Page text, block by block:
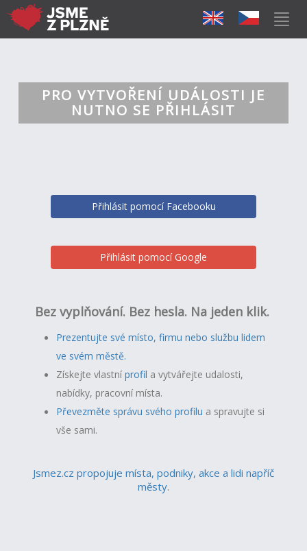
PRO VYTVOŘENÍ UDÁLOSTI JE
NUTNO SE PŘIHLÁSIT
Přihlásit pomocí Facebooku
Přihlásit pomocí Google
Bez vyplňování. Bez hesla. Na jeden klik.
Prezentujte své místo, firmu nebo službu lidem
ve svém městě.
Získejte vlastníprofil a vytvářejte udalosti,
nabídky, pracovní místa.
Převezměte správu svého profilu a spravujte si
vše sami.
Jsmez.cz propojuje místa, podniky, akce a lidi napříč
městy.